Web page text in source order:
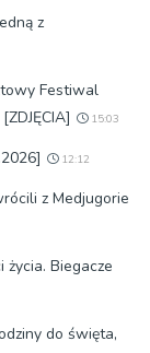
z
Festiwal
15:03
12:12
z Medjugorie
Biegacze
do święta,